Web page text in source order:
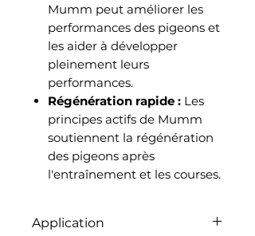
Mumm peut améliorer les
performances des pigeons et
les aider à développer
pleinement leurs
performances.
Régénération rapide : Les
principes actifs de Mumm
soutiennent la régénération
des pigeons après
l'entraînement et les courses.
Application